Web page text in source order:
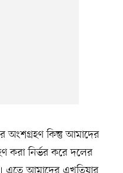
অংশগ্রহণ কিন্তু আমাদের
করা নির্ভর করে দলের